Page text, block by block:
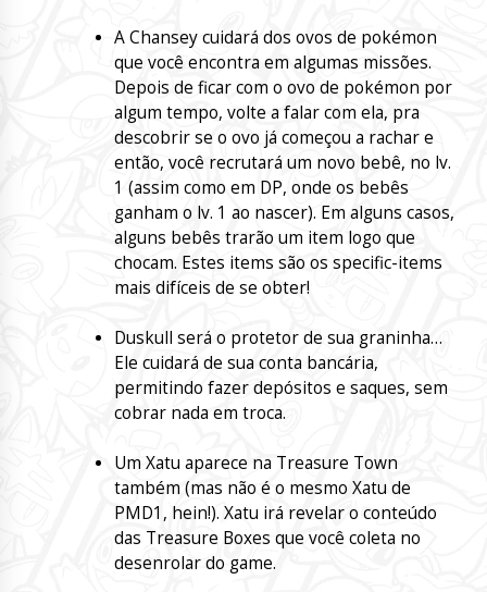
A Chansey cuidará dos ovos de pokémon
que você encontra em algumas missões.
Depois de ficar com o ovo de pokémon por
algum tempo, volte a falar com ela, pra
descobrir se o ovo já começou a rachar e
então, você recrutará um novo bebê, no lv.
1 (assim como em DP, onde os bebês
ganham o lv. 1 ao nascer). Em alguns casos,
alguns bebês trarão um item logo que
chocam. Estes items são os specific-items
mais difíceis de se obter!
Duskull será o protetor de sua graninha…
Ele cuidará de sua conta bancária,
permitindo fazer depósitos e saques, sem
cobrar nada em troca.
Um Xatu aparece na Treasure Town
também (mas não é o mesmo Xatu de
PMD1, hein!). Xatu irá revelar o conteúdo
das Treasure Boxes que você coleta no
desenrolar do game.